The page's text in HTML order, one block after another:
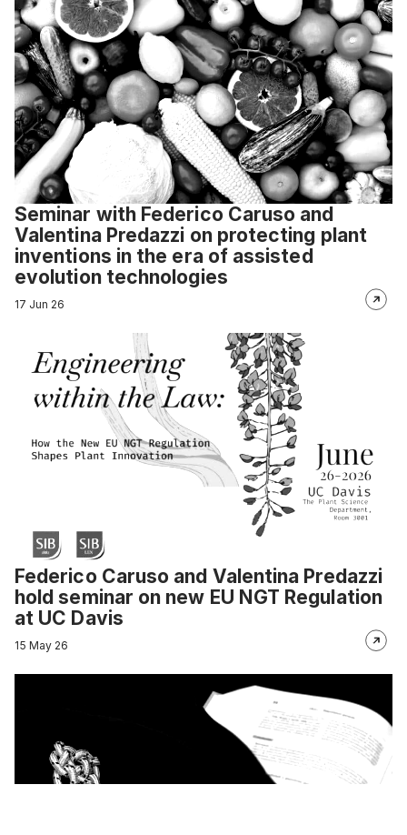
Seminar with Federico Caruso and
Valentina Predazzi on protecting plant
inventions in the era of assisted
evolution technologies
17 Jun 26
Federico Caruso and Valentina Predazzi
hold seminar on new EU NGT Regulation
at UC Davis
15 May 26